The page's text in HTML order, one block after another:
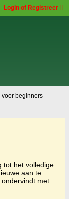
Login of Registreer
voor beginners
tot het volledige
aan te
met